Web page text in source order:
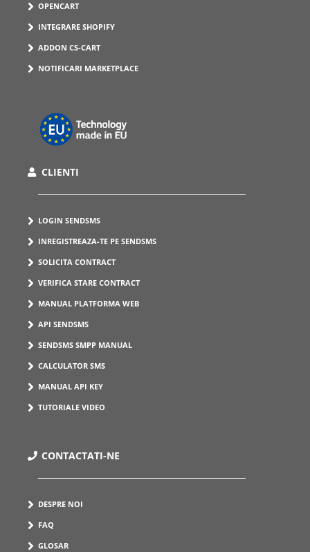
OPENCART
INTEGRARE SHOPIFY
ADDON CS-CART
NOTIFICARI MARKETPLACE
CLIENTI
LOGIN SENDSMS
INREGISTREAZA-TE PE SENDSMS
SOLICITA CONTRACT
VERIFICA STARE CONTRACT
MANUAL PLATFORMA WEB
API SENDSMS
SENDSMS SMPP MANUAL
CALCULATOR SMS
MANUAL API KEY
TUTORIALE VIDEO
CONTACTATI-NE
DESPRE NOI
FAQ
GLOSAR